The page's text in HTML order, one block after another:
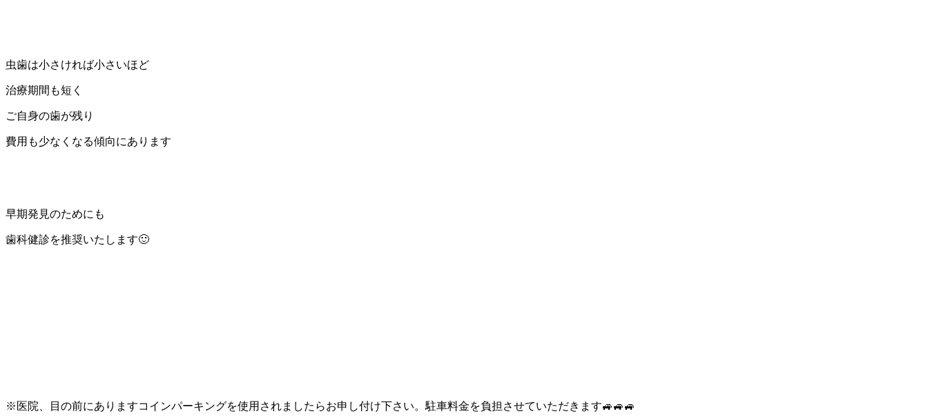
虫歯は小さければ小さいほど
治療期間も短く
ご自身の歯が残り
費用も少なくなる傾向にあります
早期発見のためにも
歯科健診を推奨いたします🙂
※医院、目の前にありますコインパーキングを使用されましたらお申し付け下さい。駐車料金を負担させていただきます🚙🚙🚙